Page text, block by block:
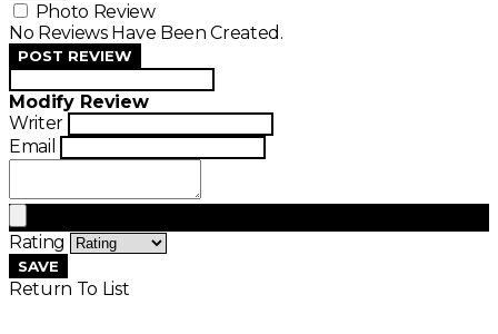
Photo Review
No Reviews Have Been Created.
POST REVIEW
Modify Review
Writer
Email
Rating
SAVE
Return To List